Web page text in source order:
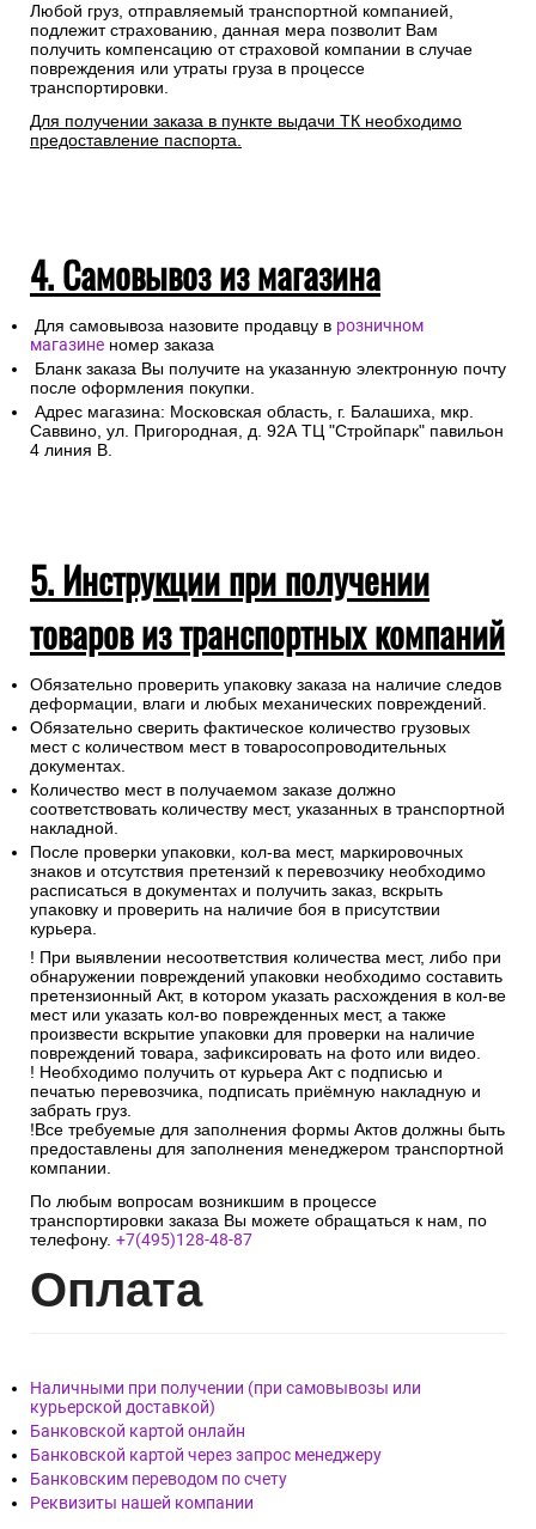
Любой груз, отправляемый транспортной компанией,
подлежит страхованию, данная мера позволит Вам
получить компенсацию от страховой компании в случае
повреждения или утраты груза в процессе
транспортировки.
Для получении заказа в пункте выдачи ТК необходимо
предоставление паспорта.
4. Самовывоз из магазина
Для самовывоза назовите продавцу в розничном
магазине номер заказа
Бланк заказа Вы получите на указанную электронную почту
после оформления покупки.
Адрес магазина: Московская область, г. Балашиха, мкр.
Саввино, ул. Пригородная, д. 92А ТЦ "Стройпарк" павильон
4 линия В.
5. Инструкции при получении
товаров из транспортных компаний
Обязательно проверить упаковку заказа на наличие следов
деформации, влаги и любых механических повреждений.
Обязательно сверить фактическое количество грузовых
мест с количеством мест в товаросопроводительных
документах.
Количество мест в получаемом заказе должно
соответствовать количеству мест, указанных в транспортной
накладной.
После проверки упаковки, кол-ва мест, маркировочных
знаков и отсутствия претензий к перевозчику необходимо
расписаться в документах и получить заказ, вскрыть
упаковку и проверить на наличие боя в присутствии
курьера.
! При выявлении несоответствия количества мест, либо при
обнаружении повреждений упаковки необходимо составить
претензионный Акт, в котором указать расхождения в кол-ве
мест или указать кол-во поврежденных мест, а также
произвести вскрытие упаковки для проверки на наличие
повреждений товара, зафиксировать на фото или видео.
! Необходимо получить от курьера Акт с подписью и
печатью перевозчика, подписать приёмную накладную и
забрать груз.
!Все требуемые для заполнения формы Актов должны быть
предоставлены для заполнения менеджером транспортной
компании.
По любым вопросам возникшим в процессе
транспортировки заказа Вы можете обращаться к нам, по
телефону. +7(495)128-48-87
Оплата
Наличными при получении (при самовывозы или
курьерской доставкой)
Банковской картой онлайн
Банковской картой через запрос менеджеру
Банковским переводом по счету
Реквизиты нашей компании